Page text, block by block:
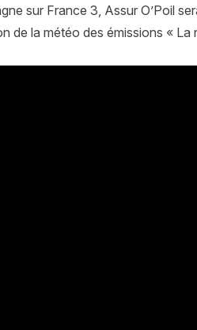
sur France 3, Assur O’Poil
de la météo des émissions «